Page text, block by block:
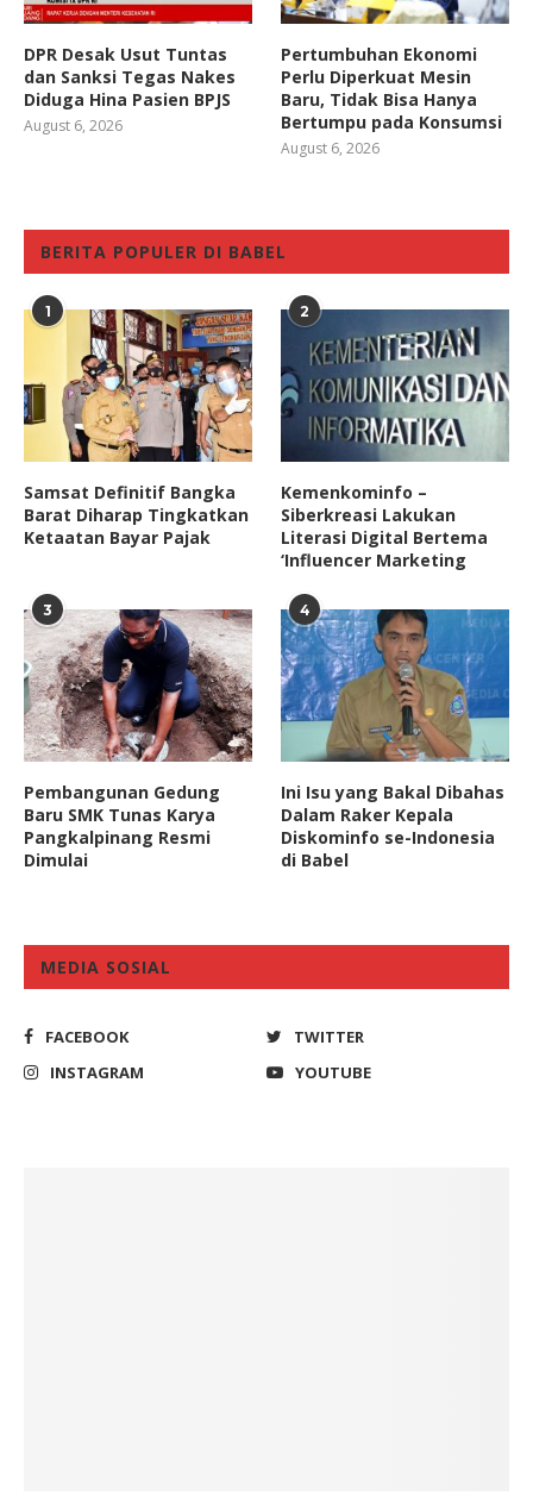
DPR Desak Usut Tuntas
dan Sanksi Tegas Nakes
Diduga Hina Pasien BPJS
August 6, 2026
Pertumbuhan Ekonomi
Perlu Diperkuat Mesin
Baru, Tidak Bisa Hanya
Bertumpu pada Konsumsi
August 6, 2026
BERITA POPULER DI BABEL
1
Samsat Definitif Bangka
Barat Diharap Tingkatkan
Ketaatan Bayar Pajak
2
Kemenkominfo –
Siberkreasi Lakukan
Literasi Digital Bertema
‘Influencer Marketing
3
Pembangunan Gedung
Baru SMK Tunas Karya
Pangkalpinang Resmi
Dimulai
4
Ini Isu yang Bakal Dibahas
Dalam Raker Kepala
Diskominfo se-Indonesia
di Babel
MEDIA SOSIAL
FACEBOOK
TWITTER
INSTAGRAM
YOUTUBE